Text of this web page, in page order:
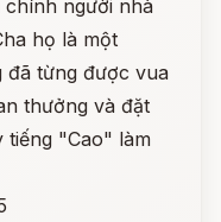
người nhà
họ là một
đã từng được vua
thưởng và đặt
tiếng "Cao" làm